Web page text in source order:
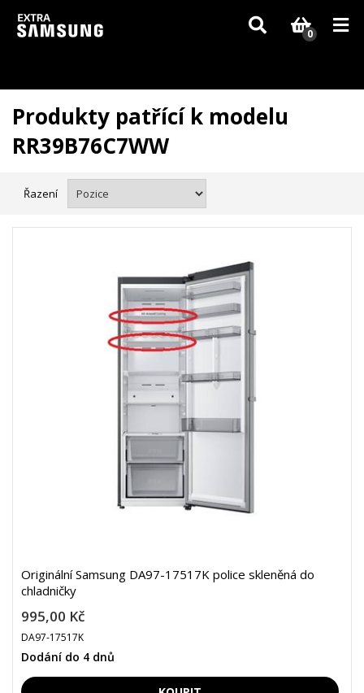
Vzhledem k aktuální situaci se může dodání dílů, které nejsou skladem,
zpozdit. Děkujeme za pochopení.
0
Produkty patřící k modelu
RR39B76C7WW
Řazení
Originální Samsung DA97-17517K police skleněná do
chladničky
995,00 Kč
DA97-17517K
Dodání do 4 dnů